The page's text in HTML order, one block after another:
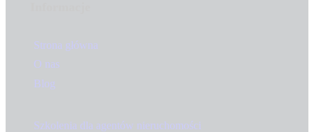
Strona główna
O nas
Blog
Szkolenia dla agentów nieruchomości